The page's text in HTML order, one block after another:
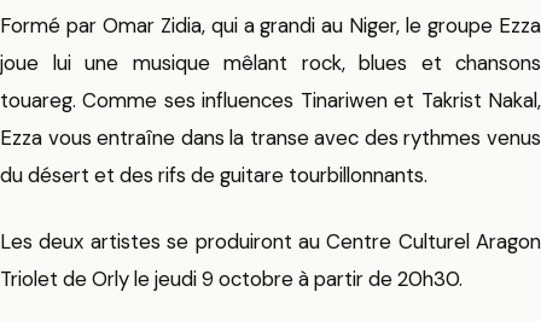
Formé par Omar Zidia, qui a grandi au Niger, le groupe Ezza
joue lui une musique mêlant rock, blues et chansons
touareg. Comme ses influences Tinariwen et Takrist Nakal,
Ezza vous entraîne dans la transe avec des rythmes venus
du désert et des rifs de guitare tourbillonnants.
Les deux artistes se produiront au Centre Culturel Aragon
Triolet de Orly le jeudi 9 octobre à partir de 20h30.